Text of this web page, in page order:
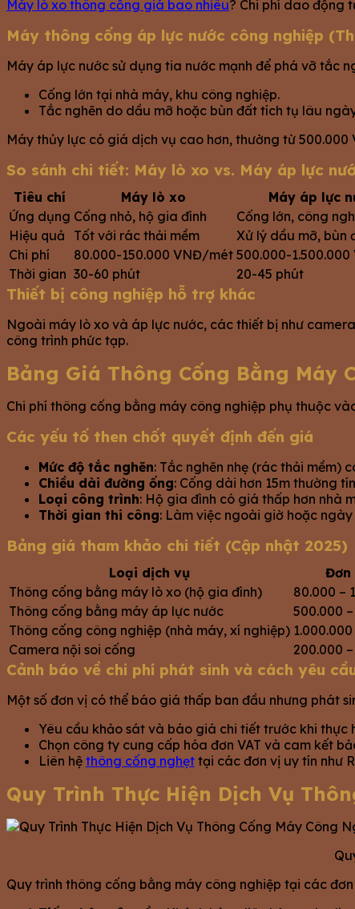
Máy lò xo thông cống giá bao nhiêu? Chi phí dao động
Máy thông cống áp lực nước công nghiệp
Máy áp lực nước sử dụng tia nước mạnh để phá vỡ tắc
Cống lớn tại nhà máy, khu công nghiệp.
Tắc nghẽn do dầu mỡ hoặc bùn đất tích tụ lâu
Máy thủy lực có giá dịch vụ cao hơn, thường từ
So sánh chi tiết: Máy lò xo vs. Máy áp lực
Tiêu chí Máy lò xo
Máy áp lực
Ứng dụng Cống nhỏ, hộ gia đình
Cống lớn, công
Hiệu quả
Tốt với rác thải mềm
Xử lý dầu mỡ, bùn
Chi phí
80.000-150.000 VNĐ/mét 500.000-
Thời gian 30-60 phút 20-45 phút
Thiết bị công nghiệp hỗ trợ khác
Ngoài máy lò xo và áp lực nước, các thiết bị như
công trình phức tạp.
Bảng Giá Thông Cống Bằng Máy
Chi phí thông cống bằng máy công nghiệp phụ thuộc
Các yếu tố then chốt quyết định đến giá
Mức độ tắc nghẽn: Tắc nghẽn nhẹ (rác thải mềm)
Chiều dài đường ống: Cống dài hơn 15m thường
Loại công trình: Hộ gia đình có giá thấp hơn nhà
Thời gian thi công: Làm việc ngoài giờ hoặc
Bảng giá tham khảo chi tiết (Cập nhật 2025)
Loại dịch vụ Đơn
Thông cống bằng máy lò xo (hộ gia đình)
80.000 –
Thông cống bằng máy áp lực nước
500.000
Thông cống công nghiệp (nhà máy, xí nghiệp)
Camera nội soi cống
200.000
Cảnh báo về chi phí phát sinh và cách yêu
Một số đơn vị có thể báo giá thấp ban đầu nhưng phát
Yêu cầu khảo sát và báo giá chi tiết trước khi thực
Chọn công ty cung cấp hóa đơn VAT và cam kết
Liên hệ thông cống nghẹt tại các đơn vị uy tín như
Quy Trình Thực Hiện Dịch Vụ
Quy trình thông cống bằng máy công nghiệp tại các